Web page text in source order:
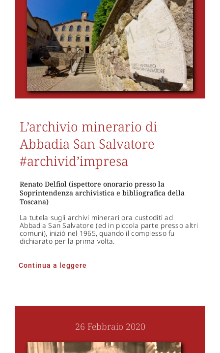
L’archivio minerario di
Abbadia San Salvatore
#archivid’impresa
Renato Delfiol (ispettore onorario presso la
Soprintendenza archivistica e bibliografica della
Toscana)
La tutela sugli archivi minerari ora custoditi ad
Abbadia San Salvatore (ed in piccola parte presso altri
comuni), iniziò nel 1965, quando il complesso fu
dichiarato per la prima volta.
Continua a leggere
26 Febbraio 2020